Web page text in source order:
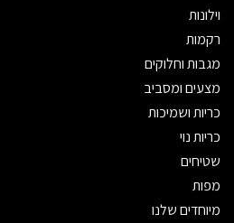
וילונות
רקמות
מגבות וחלוקים
מצעים ומסביב
כריות ושמיכות
כריות נוי
שטיחים
מפות
מיוחדים שלנו